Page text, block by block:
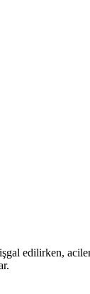
edilirken,